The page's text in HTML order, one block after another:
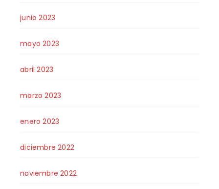
junio 2023
mayo 2023
abril 2023
marzo 2023
enero 2023
diciembre 2022
noviembre 2022